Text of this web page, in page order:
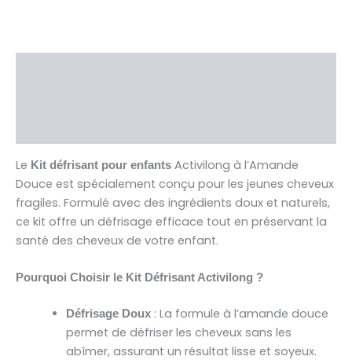
Le Kit défrisant pour enfants Activilong à l’Amande
Douce est spécialement conçu pour les jeunes cheveux
fragiles. Formulé avec des ingrédients doux et naturels,
ce kit offre un défrisage efficace tout en préservant la
santé des cheveux de votre enfant.
Pourquoi Choisir le Kit Défrisant Activilong ?
Défrisage Doux: La formule à l’amande douce
permet de défriser les cheveux sans les
abîmer, assurant un résultat lisse et soyeux.